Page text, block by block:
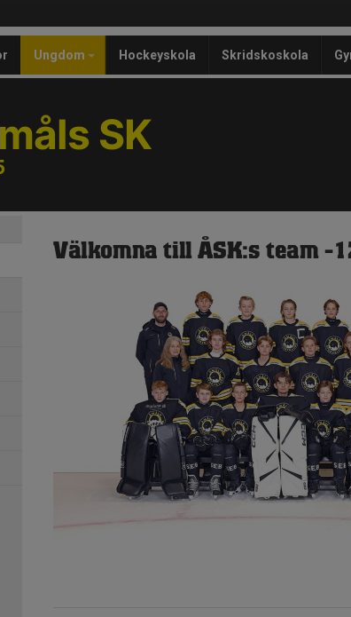
Ungdom Hockeyskola Skridskoskola
SK
Välkomna till ÅSK:s team -